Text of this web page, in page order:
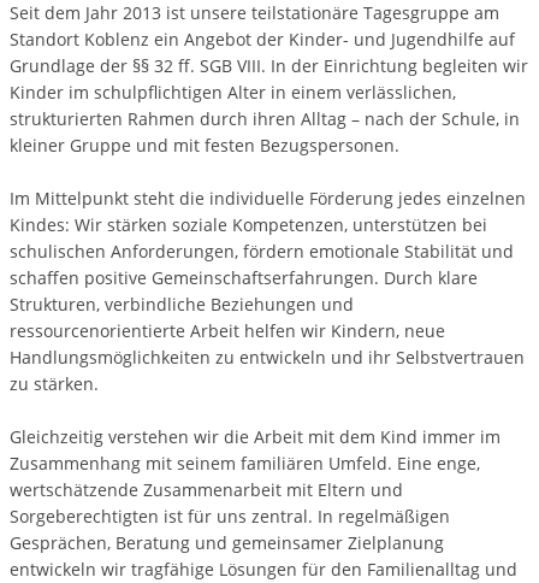
Seit dem Jahr 2013 ist unsere teilstationäre Tagesgruppe am
Standort Koblenz ein Angebot der Kinder- und Jugendhilfe auf
Grundlage der §§ 32 ff. SGB VIII. In der Einrichtung begleiten wir
Kinder im schulpflichtigen Alter in einem verlässlichen,
strukturierten Rahmen durch ihren Alltag – nach der Schule, in
kleiner Gruppe und mit festen Bezugspersonen.
Im Mittelpunkt steht die individuelle Förderung jedes einzelnen
Kindes: Wir stärken soziale Kompetenzen, unterstützen bei
schulischen Anforderungen, fördern emotionale Stabilität und
schaffen positive Gemeinschaftserfahrungen. Durch klare
Strukturen, verbindliche Beziehungen und
ressourcenorientierte Arbeit helfen wir Kindern, neue
Handlungsmöglichkeiten zu entwickeln und ihr Selbstvertrauen
zu stärken.
Gleichzeitig verstehen wir die Arbeit mit dem Kind immer im
Zusammenhang mit seinem familiären Umfeld. Eine enge,
wertschätzende Zusammenarbeit mit Eltern und
Sorgeberechtigten ist für uns zentral. In regelmäßigen
Gesprächen, Beratung und gemeinsamer Zielplanung
entwickeln wir tragfähige Lösungen für den Familienalltag und